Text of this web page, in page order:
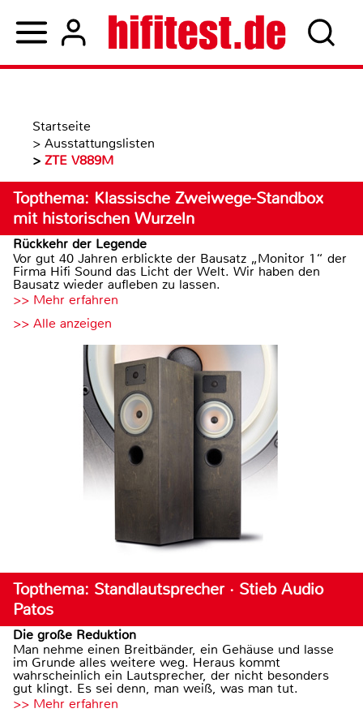
Startseite
> Ausstattungslisten
> ZTE V889M
Topthema: Klassische Zweiwege-Standbox
mit historischen Wurzeln
Rückkehr der Legende
Vor gut 40 Jahren erblickte der Bausatz „Monitor 1“ der
Firma Hifi Sound das Licht der Welt. Wir haben den
Bausatz wieder aufleben zu lassen.
>> Mehr erfahren
>> Alle anzeigen
Topthema: Standlautsprecher · Stieb Audio
Patos
Die große Reduktion
Man nehme einen Breitbänder, ein Gehäuse und lasse
im Grunde alles weitere weg. Heraus kommt
wahrscheinlich ein Lautsprecher, der nicht besonders
gut klingt. Es sei denn, man weiß, was man tut.
>> Mehr erfahren